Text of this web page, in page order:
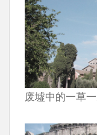
废墟中的一草